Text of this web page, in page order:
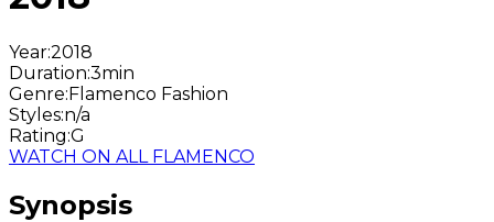
Year:2018
Duration:3min
Genre:Flamenco Fashion
Styles:n/a
Rating:G
WATCH ON ALL FLAMENCO
Synopsis